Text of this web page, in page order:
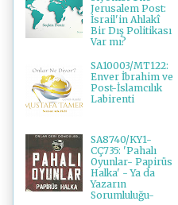
Jerusalem Post:
İsrail'in Ahlakî
Bir Dış Politikası
Var mı?
SA10003/MT122:
Enver İbrahim ve
Post-İslamcılık
Labirenti
SA8740/KY1-
CÇ735: 'Pahalı
Oyunlar- Papirüs
Halka' - Ya da
Yazarın
Sorumluluğu-